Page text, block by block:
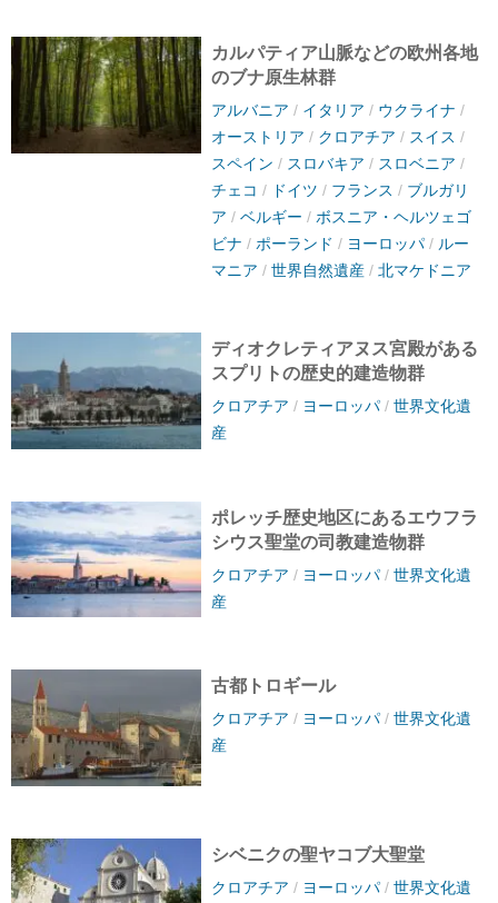
カルパティア山脈などの欧州各地
のブナ原生林群
アルバニア / イタリア / ウクライナ /
オーストリア / クロアチア / スイス /
スペイン / スロバキア / スロベニア /
チェコ / ドイツ / フランス / ブルガリ
ア / ベルギー / ボスニア・ヘルツェゴ
ビナ / ポーランド / ヨーロッパ/ ルー
マニア / 世界自然遺産/ 北マケドニア
ディオクレティアヌス宮殿がある
スプリトの歴史的建造物群
クロアチア / ヨーロッパ/ 世界文化遺
産
ポレッチ歴史地区にあるエウフラ
シウス聖堂の司教建造物群
クロアチア / ヨーロッパ/ 世界文化遺
産
古都トロギール
クロアチア / ヨーロッパ/ 世界文化遺
産
シベニクの聖ヤコブ大聖堂
クロアチア / ヨーロッパ/ 世界文化遺